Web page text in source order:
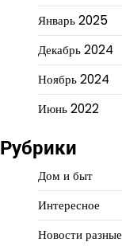
Январь 2025
Декабрь 2024
Ноябрь 2024
Июнь 2022
Рубрики
Дом и быт
Интересное
Новости разные